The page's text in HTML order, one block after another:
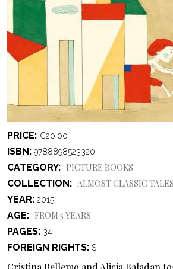
PRICE €20.00
ISBN 9788898523320
CATEGORY
PICTURE BOOKS
COLLECTION
ALMOST CLASSIC TALES
YEAR 2015
AGE
FROM 5 YEARS
PAGES 34
FOREIGN RIGHTS SI